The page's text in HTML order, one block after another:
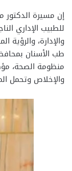
إن مسيرة الدكتور
للطبيب الإداري
والإدارة،
طب الأسنان
منظومة الصحة،
والإخلاص وتحمل